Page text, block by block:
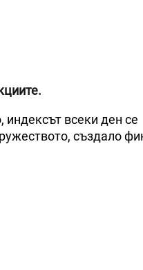
индексът всеки ден се
създало